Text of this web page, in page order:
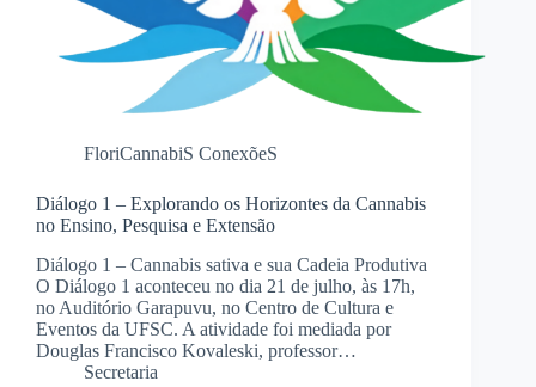
FloriCannabiS ConexõeS
Diálogo 1 – Explorando os Horizontes da Cannabis
no Ensino, Pesquisa e Extensão
Diálogo 1 – Cannabis sativa e sua Cadeia Produtiva
O Diálogo 1 aconteceu no dia 21 de julho, às 17h,
no Auditório Garapuvu, no Centro de Cultura e
Eventos da UFSC. A atividade foi mediada por
Douglas Francisco Kovaleski, professor…
Secretaria